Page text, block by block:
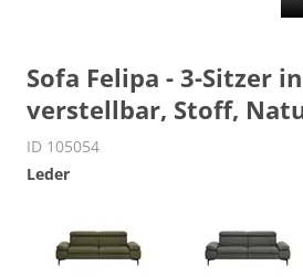
Sofa Felipa - 3-Sitzer
verstellbar, Stoff,
ID 105054
Leder